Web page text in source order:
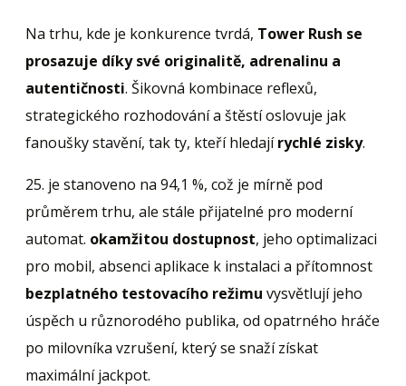
Na trhu, kde je konkurence tvrdá, Tower Rush se
prosazuje díky své originalitě, adrenalinu a
autentičnosti. Šikovná kombinace reflexů,
strategického rozhodování a štěstí oslovuje jak
fanoušky stavění, tak ty, kteří hledajírychlé zisky.
25. je stanoveno na 94,1 %, což je mírně pod
průměrem trhu, ale stále přijatelné pro moderní
automat. okamžitou dostupnost, jeho optimalizaci
pro mobil, absenci aplikace k instalaci a přítomnost
bezplatného testovacího režimu vysvětlují jeho
úspěch u různorodého publika, od opatrného hráče
po milovníka vzrušení, který se snaží získat
maximální jackpot.